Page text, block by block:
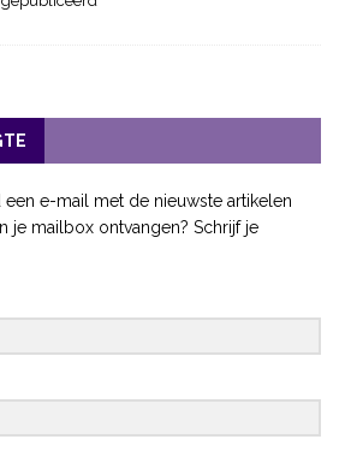
e-mail met de nieuwste artikelen
je mailbox ontvangen? Schrijf je